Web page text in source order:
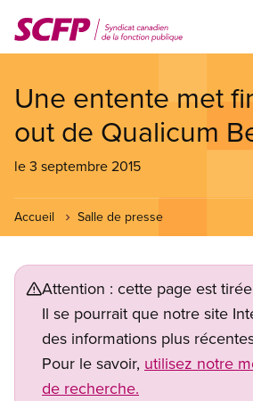
au
contenu
Une entente met
out de Qualicum
le 3 septembre 2015
Accueil Salle de presse
Attention : cette page est
Il se pourrait que notre site
des informations plus
Pour le savoir, utilisez notre
de recherche.